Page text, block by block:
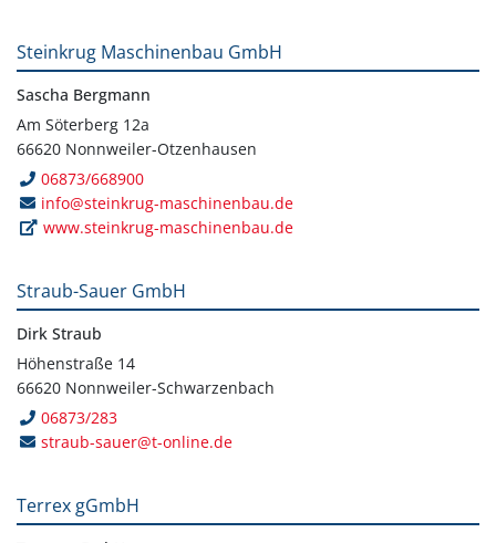
Steinkrug Maschinenbau GmbH
Sascha Bergmann
Am Söterberg 12a
66620 Nonnweiler-Otzenhausen
06873/668900
info@steinkrug-maschinenbau.de
www.steinkrug-maschinenbau.de
Straub-Sauer GmbH
Dirk Straub
Höhenstraße 14
66620 Nonnweiler-Schwarzenbach
06873/283
straub-sauer@t-online.de
Terrex gGmbH